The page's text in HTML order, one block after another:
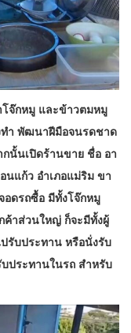
จ๊กหมู และข้าวตมหมู
ำ พัฒนาฝีมือจนรดชาด
นั้นเปิดร้านขาย ชื่อ อา
แก้ว อำเภอแม่ริม ขา
อดรถซื้อ มีทั้งโจ๊กหมู
ค้าส่วนใหญ่ ก็จะมีทั้งผู้
รับประทาน หรือนั่งรับ
ประทานในรถ สำหรับ